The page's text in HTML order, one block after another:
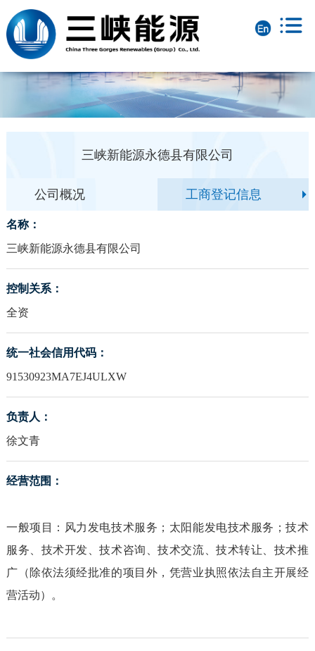
三峡新能源永德县有限公司
公司概况 工商登记信息
名称：
三峡新能源永德县有限公司
控制关系：
全资
统一社会信用代码：
91530923MA7EJ4ULXW
负责人：
徐文青
经营范围：
一般项目：风力发电技术服务；太阳能发电技术服务；技术
服务、技术开发、技术咨询、技术交流、技术转让、技术推
广（除依法须经批准的项目外，凭营业执照依法自主开展经
营活动）。